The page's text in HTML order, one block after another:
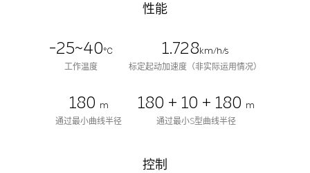
性能
-25~40℃
工作温度
1.728km/h/s
标定起动加速度（非实际运用情况）
180 m
通过最小曲线半径
180 + 10 + 180 m
通过最小S型曲线半径
控制